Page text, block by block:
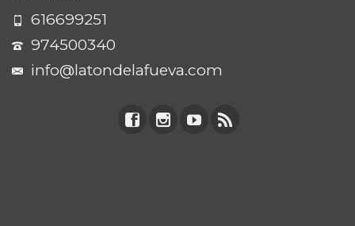
616699251
974500340
info@latondelafueva.com